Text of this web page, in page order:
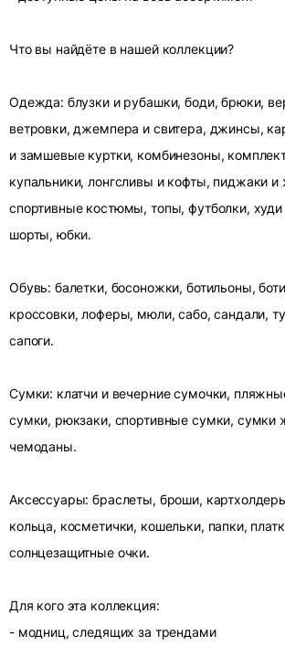
Что вы найдёте в нашей коллекции?
Одежда: блузки и рубашки, боди, брюки,
ветровки, джемпера и свитера, джинсы,
и замшевые куртки, комбинезоны,
купальники, лонгсливы и кофты, пиджаки и
спортивные костюмы, топы, футболки, худи
шорты, юбки.
Обувь: балетки, босоножки, ботильоны,
кроссовки, лоферы, мюли, сабо, сандали,
сапоги.
Сумки: клатчи и вечерние сумочки,
сумки, рюкзаки, спортивные сумки, сумки
чемоданы.
Аксессуары: браслеты, броши,
кольца, косметички, кошельки, папки,
солнцезащитные очки.
Для кого эта коллекция:
- модниц, следящих за трендами